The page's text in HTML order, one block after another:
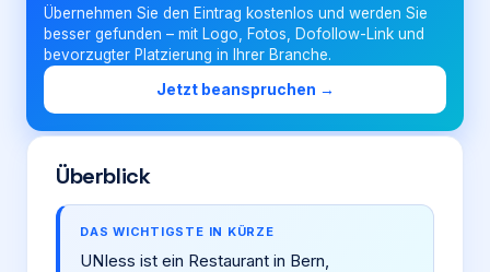
Firma eintragen
Übernehmen Sie den Eintrag kostenlos und werden Sie
besser gefunden – mit Logo, Fotos, Dofollow-Link und
bevorzugter Platzierung in Ihrer Branche.
Jetzt beanspruchen →
Überblick
DAS WICHTIGSTE IN KÜRZE
UNIess ist ein Restaurant in Bern,